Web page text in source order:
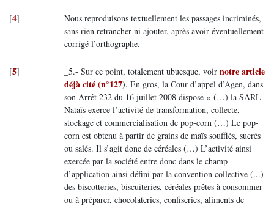
[4]
Nous reproduisons textuellement les passages incriminés,
sans rien retrancher ni ajouter, après avoir éventuellement
corrigé l’orthographe.
[5] _5.- Sur ce point, totalement ubuesque, voir notre article
déjà cité (n°127). En gros, la Cour d’appel d’Agen, dans
son Arrêt 232 du 16 juillet 2008 dispose « (…) la SARL
Nataïs exerce l’activité de transformation, collecte,
stockage et commercialisation de pop-corn (…) Le pop-
corn est obtenu à partir de grains de maïs soufflés, sucrés
ou salés. Il s’agit donc de céréales (…) L’activité ainsi
exercée par la société entre donc dans le champ
d’application ainsi défini par la convention collective (...)
des biscotteries, biscuiteries, céréales prêtes à consommer
ou à préparer, chocolateries, confiseries, aliments de